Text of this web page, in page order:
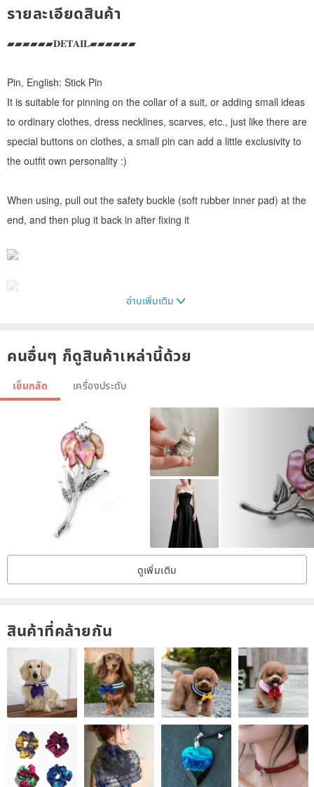
รายละเอียดสินค้า
▰▰▰▰▰▰𝐃𝐄𝐓𝐀𝐈𝐋▰▰▰▰▰▰
Pin, English: Stick Pin
It is suitable for pinning on the collar of a suit, or adding small ideas
to ordinary clothes, dress necklines, scarves, etc., just like there are
special buttons on clothes, a small pin can add a little exclusivity to
the outfit own personality :)
When using, pull out the safety buckle (soft rubber inner pad) at the
end, and then plug it back in after fixing it
▰▰▰▰▰▰𝐀𝐕𝐎𝐍▰▰▰▰▰▰
Avon, as everyone knows today, was actually the California
perfume company founded by David H. McConnell in New York in
1886. It was not renamed Avon until 1938. It has a history of more
than 130 years and is currently the second largest perfume
company in the world. direct selling company.
Why did a company that started with perfume and cosmetics
eventually develop a jewelry business? In fact, from 1963, Avon’s
branded jewelry was simply used as a gift or a gift for high-end
small quantities. sale.
The first wave of Avon jewelry published in March 1967, titled "The
Precious Pretenders".
Later, because Avon’s series of jewelry was so popular with
customers, since 1971, Avon’s catalog has a jewelry section~ Soon,
in 1975, Avon has become the largest contemporary jewelry
(Costume Jewelry) manufacturer.
อ่านเพิ่มเติม
คนอื่นๆ ก็ดูสินค้าเหล่านี้ด้วย
เข็มกลัด เครื่องประดับ
ดูเพิ่มเติม
สินค้าที่คล้ายกัน